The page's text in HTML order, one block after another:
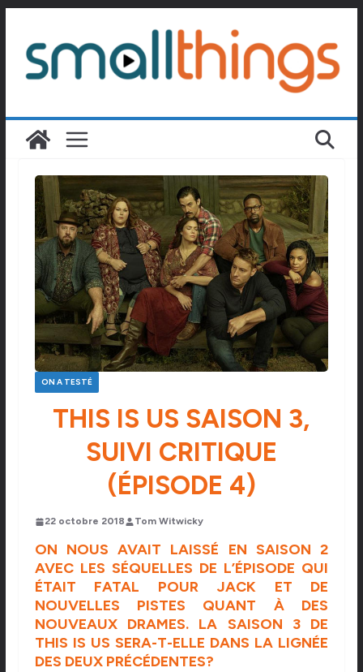
contenu
ON A TESTÉ
THIS IS US SAISON 3,
SUIVI CRITIQUE
(ÉPISODE 4)
22 octobre 2018 Tom Witwicky
ON NOUS AVAIT LAISSÉ EN SAISON 2
AVEC LES SÉQUELLES DE L’ÉPISODE QUI
ÉTAIT FATAL POUR JACK ET DE
NOUVELLES PISTES QUANT À DES
NOUVEAUX DRAMES. LA SAISON 3 DE
THIS IS US SERA-T-ELLE DANS LA LIGNÉE
DES DEUX PRÉCÉDENTES?